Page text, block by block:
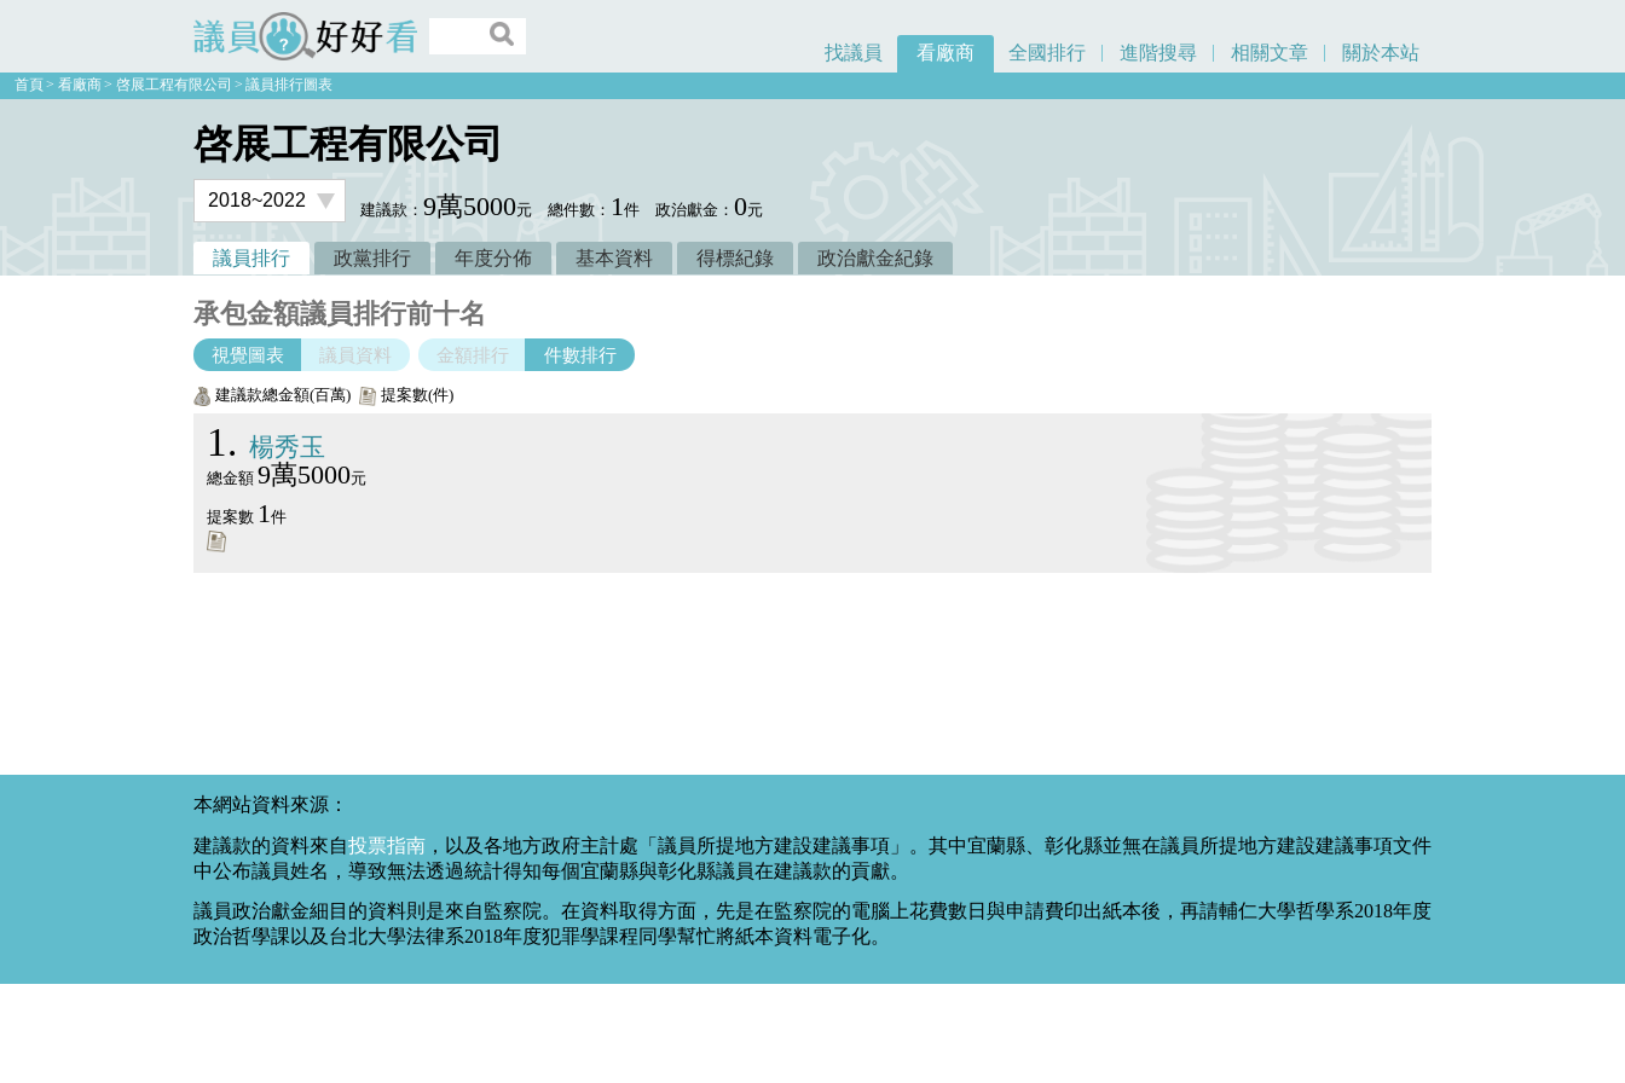
議員好好看
找議員 看廠商 全國排行 進階搜尋 相關文章 關於本站
首頁 看廠商 啓展工程有限公司 議員排行圖表
啓展工程有限公司
建議款：9萬5000元 總件數： 1件 政治獻金：0元
議員排行 政黨排行 年度分佈 基本資料 得標紀錄 政治獻金紀錄
承包金額議員排行前十名
視覺圖表 議員資料 金額排行 件數排行
建議款總金額(百萬) 提案數(件)
1 楊秀玉
總金額9萬5000元
提案數 1件
本網站資料來源：
建議款的資料來自投票指南 ，以及各地方政府主計處「議員所提地方建設建議事項」。其中宜蘭縣、彰化縣並無在議員所提地方建設建議事項文件
中公布議員姓名，導致無法透過統計得知每個宜蘭縣與彰化縣議員在建議款的貢獻。
議員政治獻金細目的資料則是來自監察院。在資料取得方面，先是在監察院的電腦上花費數日與申請費印出紙本後，再請輔仁大學哲學系2018年度
政治哲學課以及台北大學法律系2018年度犯罪學課程同學幫忙將紙本資料電子化。